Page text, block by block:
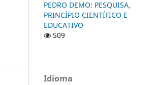
PEDRO DEMO: PESQUISA,
PRINCÍPIO CIENTÍFICO E
EDUCATIVO
509
Idioma